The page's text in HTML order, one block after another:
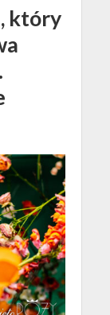
który